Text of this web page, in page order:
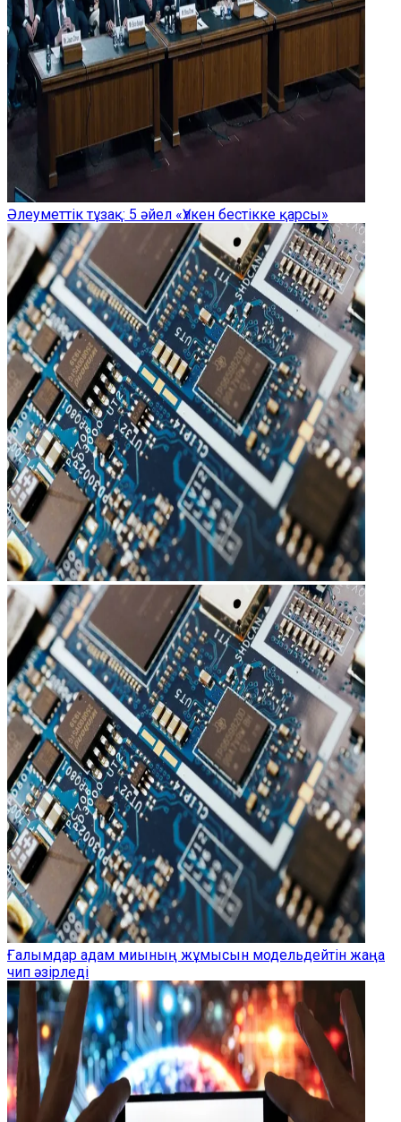
Әлеуметтік тұзақ: 5 әйел «Үлкен бестікке қарсы»
Ғалымдар адам миының жұмысын модельдейтін жаңа
чип әзірледі